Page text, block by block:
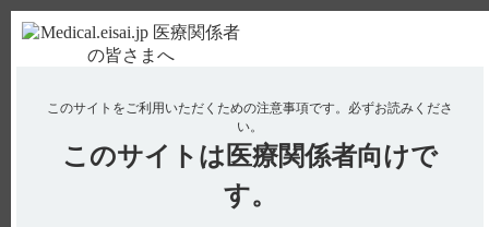
使用期限検索 Drug Information
No : 2257
【エピレオプチマル】 製品名の由来は?
このサイトをご利用いただくための注意事項です。 必ずお読みくださ
い。
このサイトは 医療関係者向けで
す。